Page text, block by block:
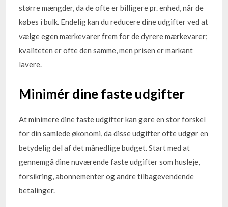
større mængder, da de ofte er billigere pr. enhed, når de
købes i bulk. Endelig kan du reducere dine udgifter ved at
vælge egen mærkevarer frem for de dyrere mærkevarer;
kvaliteten er ofte den samme, men prisen er markant
lavere.
Minimér dine faste udgifter
At minimere dine faste udgifter kan gøre en stor forskel
for din samlede økonomi, da disse udgifter ofte udgør en
betydelig del af det månedlige budget. Start med at
gennemgå dine nuværende faste udgifter som husleje,
forsikring, abonnementer og andre tilbagevendende
betalinger.